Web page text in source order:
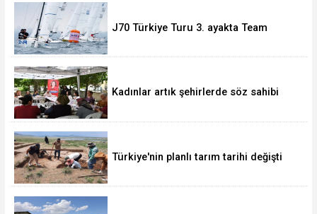
J70 Türkiye Turu 3. ayakta Team
Kadınlar artık şehirlerde söz sahibi
Türkiye'nin planlı tarım tarihi değişti